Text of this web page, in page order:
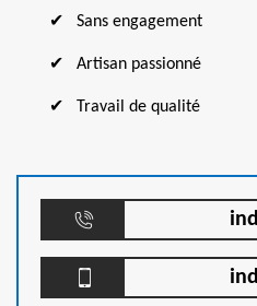
Sans engagement
Artisan passionné
Travail de qualité